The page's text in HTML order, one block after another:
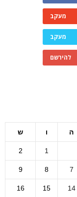
מעקב
מעקב
להירשם
ה ו ש
1
2
7
8
9
14
15
16